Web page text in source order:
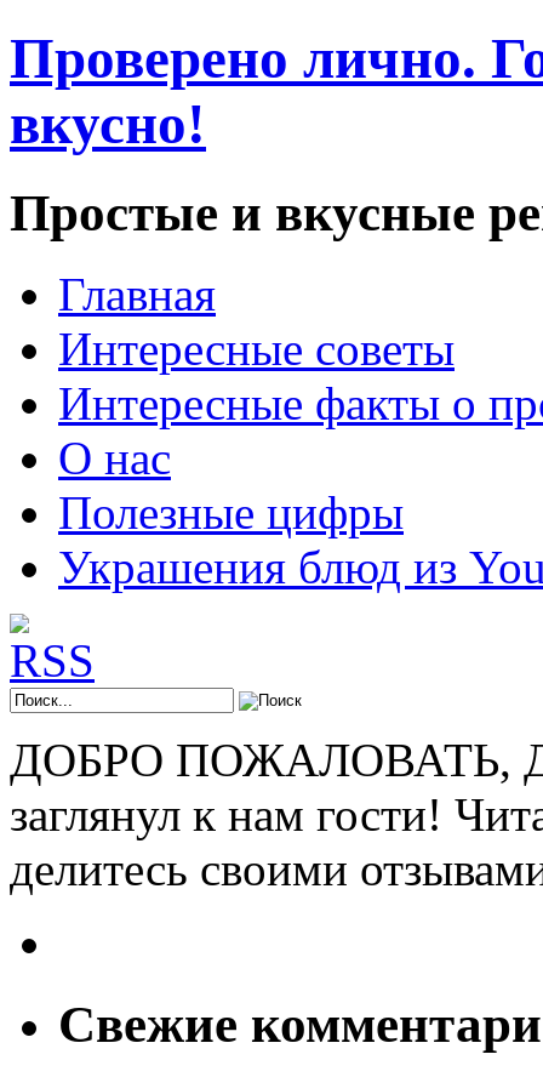
Проверено лично.
вкусно!
Простые и вкусные
Главная
Интересные советы
Интересные факты о
О нас
Полезные цифры
Украшения блюд из
ДОБРО ПОЖАЛОВАТЬ,
заглянул к нам гости!
делитесь своими
Свежие